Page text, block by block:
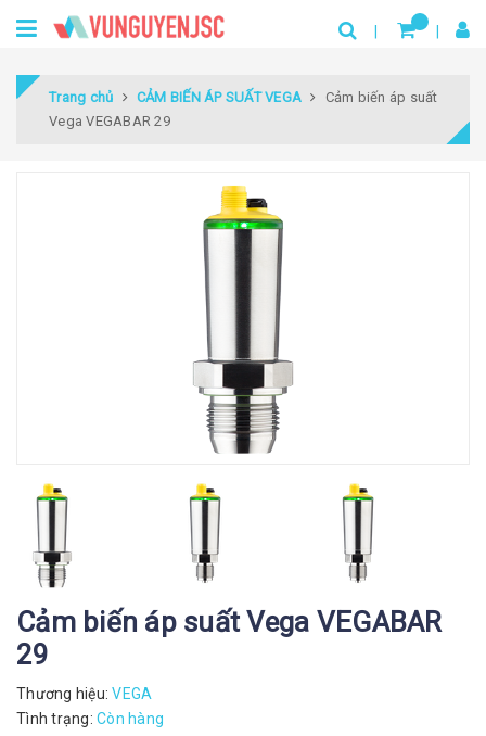
Trang chủ CẢM BIẾN ÁP SUẤT VEGA
Cảm biến áp suất
Vega VEGABAR 29
Cảm biến áp suất Vega VEGABAR
29
Thương hiệu: VEGA
Tình trạng: Còn hàng